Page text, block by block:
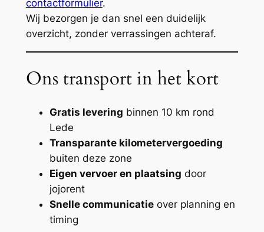
contactformulier.
Wij bezorgen je dan snel een duidelijk
overzicht, zonder verrassingen achteraf.
Ons transport in het kort
Gratis levering binnen 10 km rond
Lede
Transparante kilometervergoeding
buiten deze zone
Eigen vervoer en plaatsing door
jojorent
Snelle communicatieover planning en
timing